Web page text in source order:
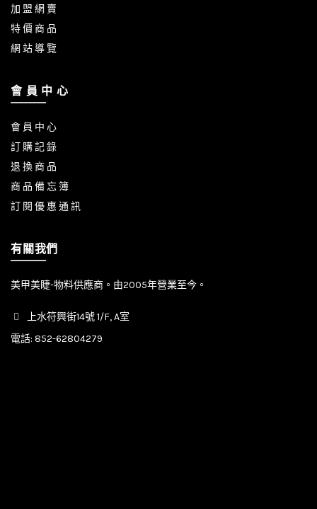
加 盟 網 賣
特 價 商 品
網 站 導 覽
會 員 中 心
會 員 中 心
訂 購 記 錄
退 換 商 品
商 品 備 忘 簿
訂 閱 優 惠 通 訊
有關我們
美甲美睫-物料供應商。由2005年營業至今。
上水符興街14號 1/F, A室
電話: 852-62804279